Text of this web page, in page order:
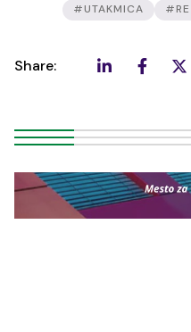
#UTAKMICA
Share: